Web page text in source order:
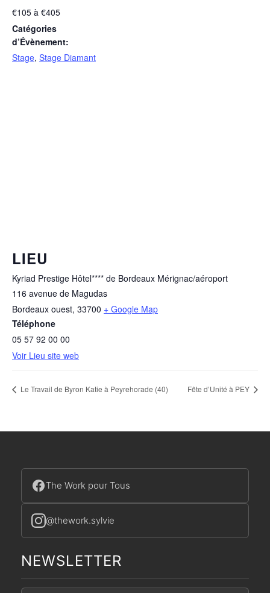
€105 à €405
Catégories
d’Évènement:
Stage, Stage Diamant
LIEU
Kyriad Prestige Hôtel**** de Bordeaux Mérignac/aéroport
116 avenue de Magudas
Bordeaux ouest, 33700 + Google Map
Téléphone
05 57 92 00 00
Voir Lieu site web
Le Travail de Byron Katie à Peyrehorade (40) Fête d’Unité à PEY
The Work pour Tous
@thework.sylvie
NEWSLETTER